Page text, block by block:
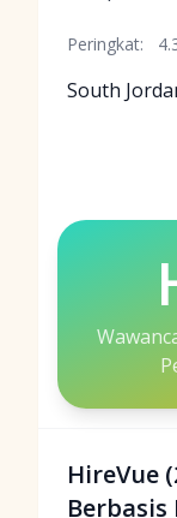
Peringkat:
South
HireVue